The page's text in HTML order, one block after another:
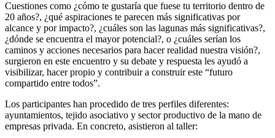
Cuestiones como ¿cómo te gustaría que fuese tu territorio dentro de
20 años?, ¿qué aspiraciones te parecen más significativas por
alcance y por impacto?, ¿cuáles son las lagunas más significativas?,
¿dónde se encuentra el mayor potencial?, o ¿cuáles serían los
caminos y acciones necesarios para hacer realidad nuestra visión?,
surgieron en este encuentro y su debate y respuesta les ayudó a
visibilizar, hacer propio y contribuir a construir este “futuro
compartido entre todos”.
Los participantes han procedido de tres perfiles diferentes:
ayuntamientos, tejido asociativo y sector productivo de la mano de
empresas privada. En concreto, asistieron al taller: